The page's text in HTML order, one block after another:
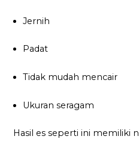
Jernih
Padat
Tidak mudah mencair
Ukuran seragam
Hasil es seperti ini memiliki